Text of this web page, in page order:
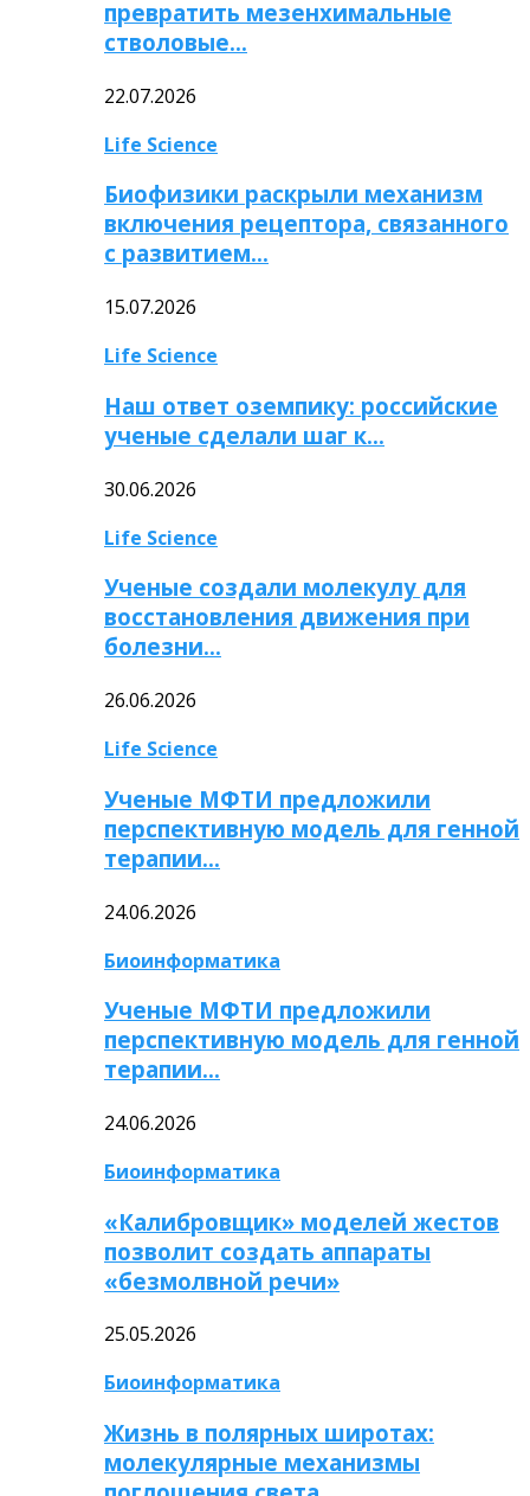
превратить мезенхимальные
стволовые…
22.07.2026
Life Science
Биофизики раскрыли механизм
включения рецептора, связанного
с развитием…
15.07.2026
Life Science
Наш ответ оземпику: российские
ученые сделали шаг к…
30.06.2026
Life Science
Ученые создали молекулу для
восстановления движения при
болезни…
26.06.2026
Life Science
Ученые МФТИ предложили
перспективную модель для генной
терапии…
24.06.2026
Биоинформатика
Ученые МФТИ предложили
перспективную модель для генной
терапии…
24.06.2026
Биоинформатика
«Калибровщик» моделей жестов
позволит создать аппараты
«безмолвной речи»
25.05.2026
Биоинформатика
Жизнь в полярных широтах:
молекулярные механизмы